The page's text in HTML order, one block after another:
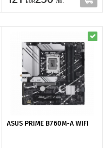
ASUS PRIME B760M-A WIFI